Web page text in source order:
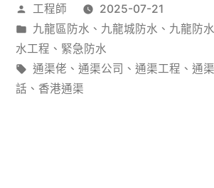
程
價
錢
大
作
者：
工程師
2025-07-21
分
類：
九龍區防水 、 九龍城防水 、 九龍防
水工程 、 緊急防水
標
籤:
通渠佬 、 通渠公司 、 通渠工程 、 通
話 、 香港通渠